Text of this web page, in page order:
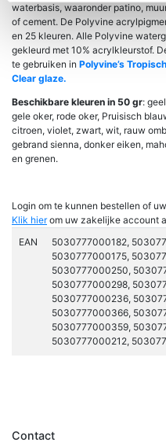
waterbasis, waaronder patino,
of cement. De Polyvine
en 25 kleuren. Alle Polyvine
gekleurd met 10% acrylkleurstof.
te gebruiken in Polyvine’s
Clear glaze.
Beschikbare kleuren in 50 gr:
gele oker, rode oker, Pruisisch
citroen, violet, zwart, wit, rauw
gebrand sienna, donker eiken,
en grenen.
Login om te kunnen bestellen of
Klik hierom uw zakelijke account
EAN
5030777000182,
5030777000175,
5030777000250,
5030777000298,
5030777000236,
5030777000366,
5030777000359,
5030777000212,
Contact